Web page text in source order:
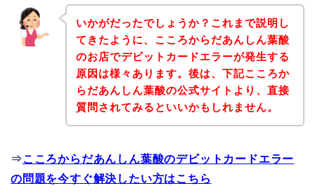
いかがだったでしょうか？これまで説明し
てきたように、こころからだあんしん葉酸
のお店でデビットカードエラーが発生する
原因は様々あります。後は、下記こころか
らだあんしん葉酸の公式サイトより、直接
質問されてみるといいかもしれません。
⇒ こころからだあんしん葉酸のデビットカードエラー
の問題を今すぐ解決したい方はこちら